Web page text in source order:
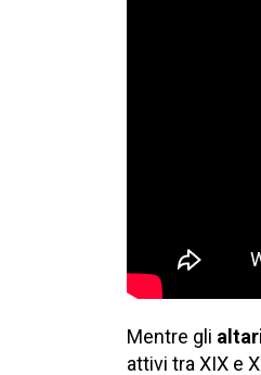
Mentre gli
attivi tra XIX e